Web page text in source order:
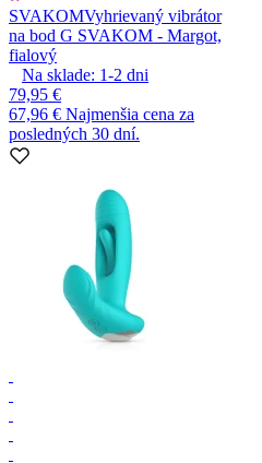
SVAKOMVyhrievaný vibrátor
na bod G SVAKOM - Margot,
fialový
Na sklade: 1-2 dni
79,95 €
67,96 € Najmenšia cena za
posledných 30 dní.